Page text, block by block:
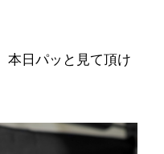
本日パッと見て頂け